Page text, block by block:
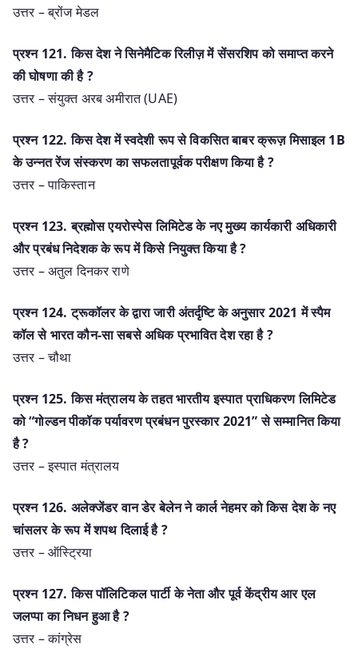
उत्तर – ब्रोंज मेडल
प्रश्न 121. किस देश ने सिनेमैटिक रिलीज़ में सेंसरशिप को समाप्त करने
की घोषणा की है ?
उत्तर – संयुक्त अरब अमीरात (UAE)
प्रश्न 122. किस देश में स्वदेशी रूप से विकसित बाबर क्रूज़ मिसाइल 1B
के उन्नत रेंज संस्करण का सफलतापूर्वक परीक्षण किया है ?
उत्तर – पाकिस्तान
प्रश्न 123. ब्रह्मोस एयरोस्पेस लिमिटेड के नए मुख्य कार्यकारी अधिकारी
और प्रबंध निदेशक के रूप में किसे नियुक्त किया है ?
उत्तर – अतुल दिनकर राणे
प्रश्न 124. ट्रूकॉलर के द्वारा जारी अंतर्दृष्टि के अनुसार 2021 में स्पैम
कॉल से भारत कौन-सा सबसे अधिक प्रभावित देश रहा है ?
उत्तर – चौथा
प्रश्न 125. किस मंत्रालय के तहत भारतीय इस्पात प्राधिकरण लिमिटेड
को “गोल्डन पीकॉक पर्यावरण प्रबंधन पुरस्कार 2021” से सम्मानित किया
है ?
उत्तर – इस्पात मंत्रालय
प्रश्न 126. अलेक्जेंडर वान डेर बेलेन ने कार्ल नेहमर को किस देश के नए
चांसलर के रूप में शपथ दिलाई है ?
उत्तर – ऑस्ट्रिया
प्रश्न 127. किस पॉलिटिकल पार्टी के नेता और पूर्व केंद्रीय आर एल
जलप्पा का निधन हुआ है ?
उत्तर – कांग्रेस